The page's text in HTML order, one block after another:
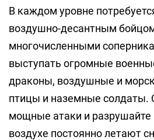
В каждом уровне
воздушно-десантным
многочисленными
выступать огромные
драконы, воздушные и
птицы и наземные солдаты.
мощные атаки и разрушайте
воздухе постоянно летают